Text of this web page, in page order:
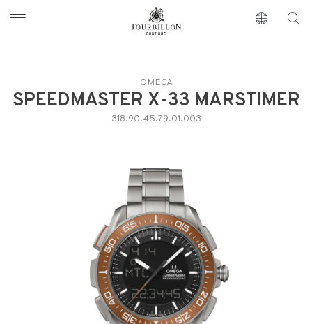
https://www.tourbillon.com/es
OMEGA
SPEEDMASTER X-33 MARSTIMER
318.90.45.79.01.003